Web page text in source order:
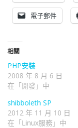
電子郵件
相關
PHP安裝
2008 年 8 月 6 日
在「開發」中
shibboleth SP
2012 年 11 月 10 日
在「Linux服務」中